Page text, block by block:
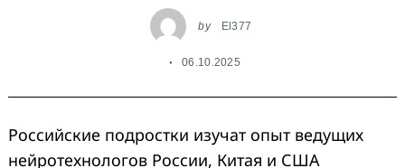
by El377
06.10.2025
Российские подростки изучат опыт ведущих
нейротехнологов России, Китая и США